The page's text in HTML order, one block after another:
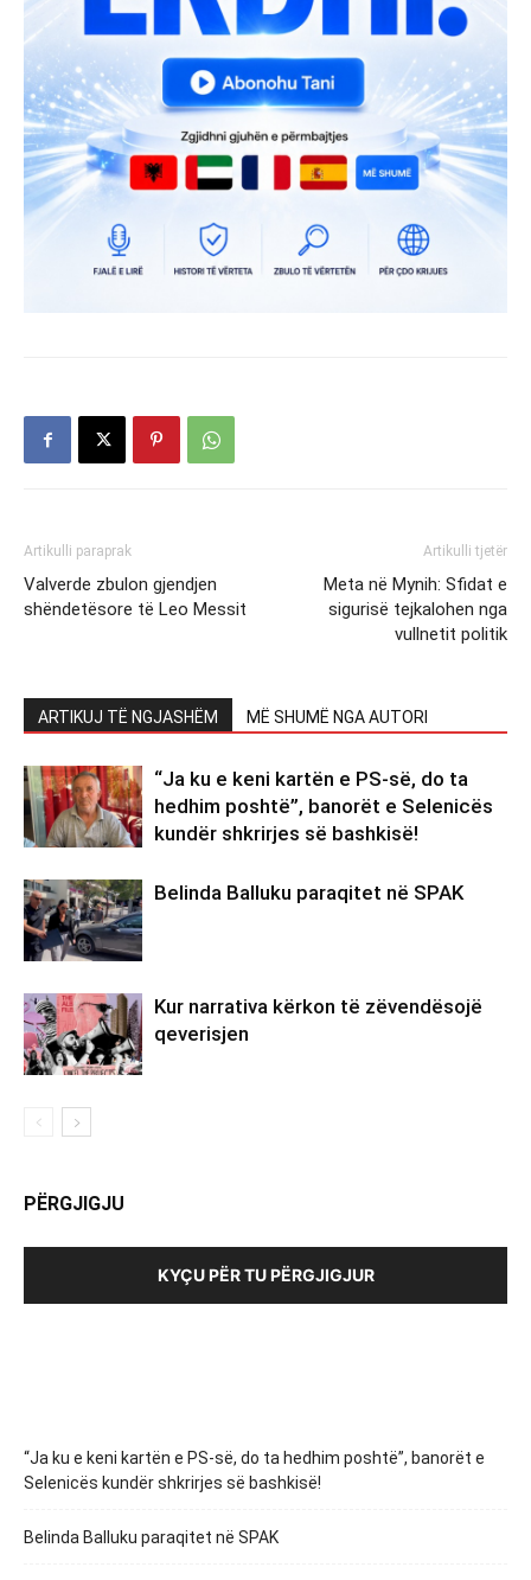
Artikulli paraprak
Valverde zbulon gjendjen
shëndetësore të Leo Messit
Artikulli tjetër
Meta në Mynih: Sfidat e
sigurisë tejkalohen nga
vullnetit politik
ARTIKUJ TË NGJASHËM MË SHUMË NGA AUTORI
“Ja ku e keni kartën e PS-së, do ta
hedhim poshtë”, banorët e Selenicës
kundër shkrirjes së bashkisë!
Belinda Balluku paraqitet në SPAK
Kur narrativa kërkon të zëvendësojë
qeverisjen
PËRGJIGJU
KYÇU PËR TU PËRGJIGJUR
“Ja ku e keni kartën e PS-së, do ta hedhim poshtë”, banorët e
Selenicës kundër shkrirjes së bashkisë!
Belinda Balluku paraqitet në SPAK